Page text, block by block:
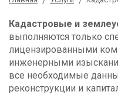
Кадастровые и
выполняются только
лицензированными
инженерными
все необходимые
реконструкции и